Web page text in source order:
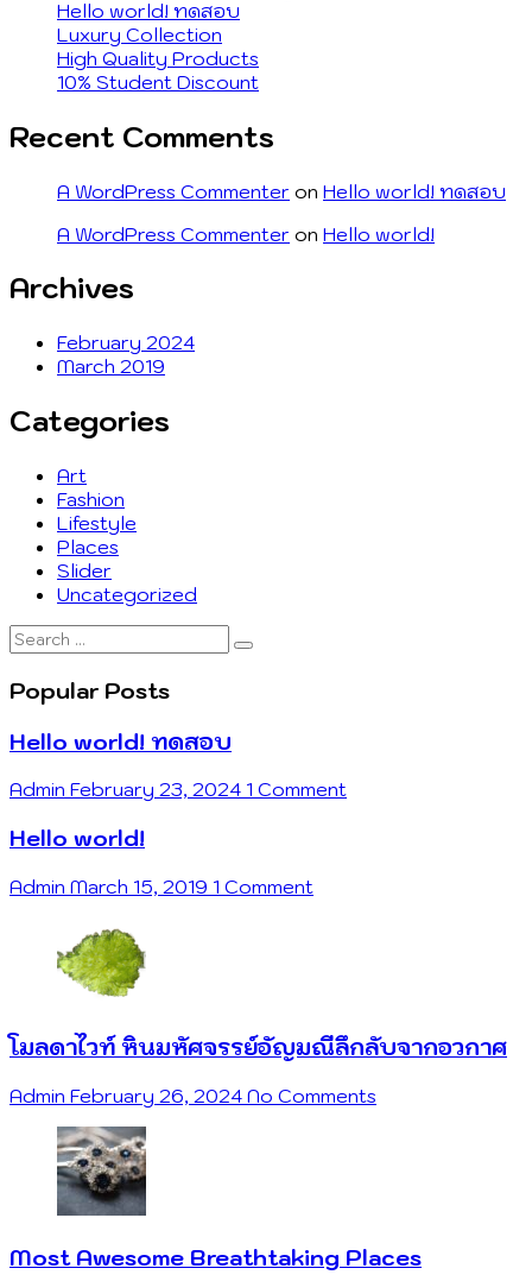
Hello world! ทดสอบ
Luxury Collection
High Quality Products
10% Student Discount
Recent Comments
A WordPress Commenter on Hello world! ทดสอบ
A WordPress Commenter on Hello world!
Archives
February 2024
March 2019
Categories
Art
Fashion
Lifestyle
Places
Slider
Uncategorized
Search
…
Popular Posts
Hello world! ทดสอบ
Admin February 23, 2024 1 Comment
Hello world!
Admin March 15, 2019 1 Comment
โมลดาไวท์ หินมหัศจรรย์อัญมณีลึกลับจากอวกาศ
Admin February 26, 2024 No Comments
Most Awesome Breathtaking Places